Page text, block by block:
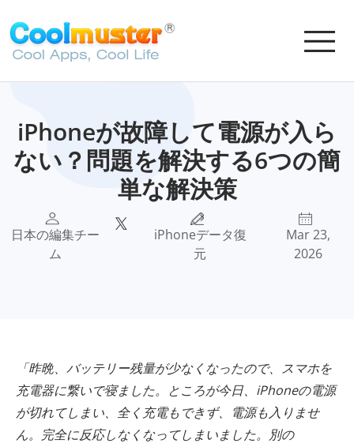
iPhoneが故障して電源が入ら
ない？問題を解決する6つの簡
単な解決策
日本の編集チー
ム
iPhoneデータ復
元
Mar 23,
2026
「昨晩、バッテリー残量が少なくなったので、スマホを
充電器に繋いで寝ました。ところが今日、iPhoneの電源
が切れてしまい、全く充電もできず、電源も入りませ
ん。完全に反応しなくなってしまいました。別の